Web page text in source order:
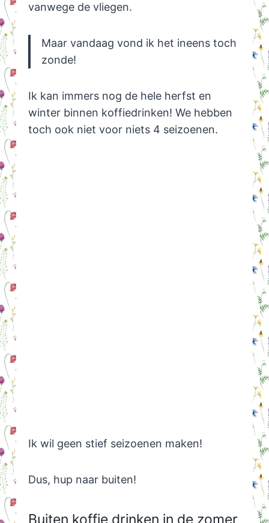
vanwege de vliegen.
Maar vandaag vond ik het ineens toch
zonde!
Ik kan immers nog de hele herfst en
winter binnen koffiedrinken! We hebben
toch ook niet voor niets 4 seizoenen.
Ik wil geen stief seizoenen maken!
Dus, hup naar buiten!
Buiten koffie drinken in de zomer